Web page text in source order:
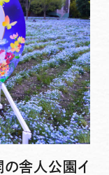
の舎人公園イ